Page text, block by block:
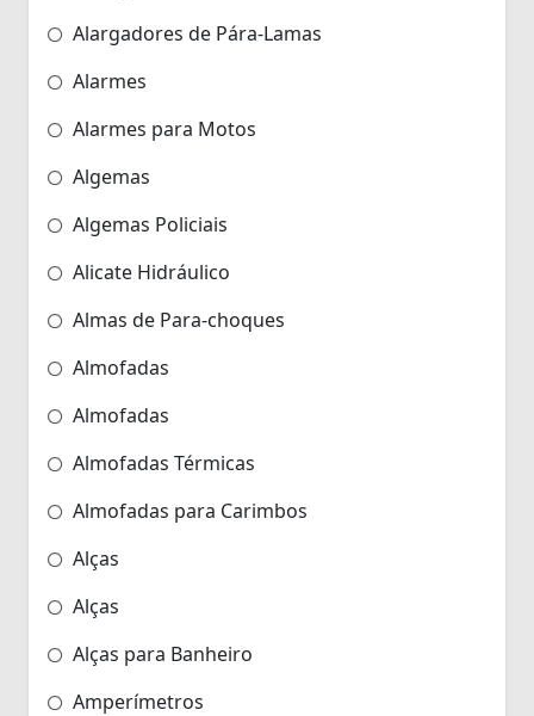
Alargadores de Pára-Lamas
Alarmes
Alarmes para Motos
Algemas
Algemas Policiais
Alicate Hidráulico
Almas de Para-choques
Almofadas
Almofadas
Almofadas Térmicas
Almofadas para Carimbos
Alças
Alças
Alças para Banheiro
Amperímetros